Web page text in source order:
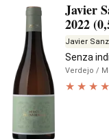
Javier
2022
Javier
Senza
Verdejo /